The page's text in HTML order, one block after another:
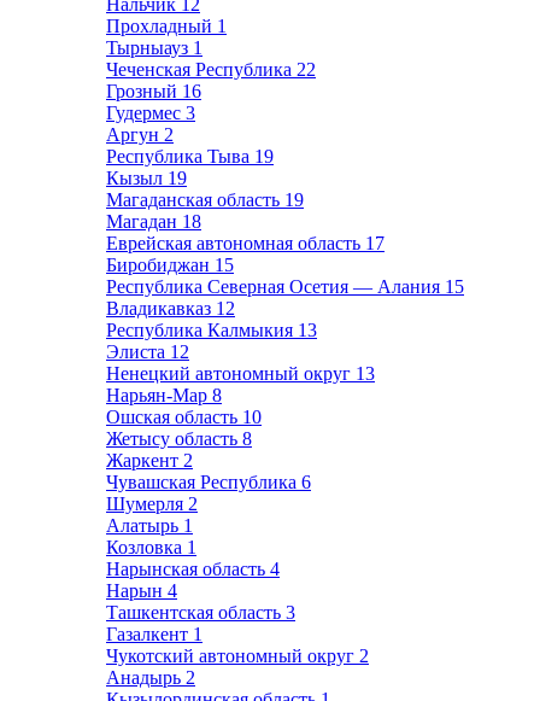
Нальчик 12
Прохладный 1
Тырныауз 1
Чеченская Республика 22
Грозный 16
Гудермес 3
Аргун 2
Республика Тыва 19
Кызыл 19
Магаданская область 19
Магадан 18
Еврейская автономная область 17
Биробиджан 15
Республика Северная Осетия — Алания 15
Владикавказ 12
Республика Калмыкия 13
Элиста 12
Ненецкий автономный округ 13
Нарьян-Мар 8
Ошская область 10
Жетысу область 8
Жаркент 2
Чувашская Республика 6
Шумерля 2
Алатырь 1
Козловка 1
Нарынская область 4
Нарын 4
Ташкентская область 3
Газалкент 1
Чукотский автономный округ 2
Анадырь 2